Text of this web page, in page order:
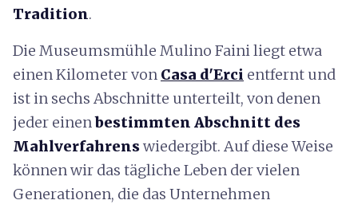
Tradition.
Die Museumsmühle Mulino Faini liegt etwa
einen Kilometer von Casa d'Erci entfernt und
ist in sechs Abschnitte unterteilt, von denen
jeder einenbestimmten Abschnitt des
Mahlverfahrenswiedergibt. Auf diese Weise
können wir das tägliche Leben der vielen
Generationen, die das Unternehmen